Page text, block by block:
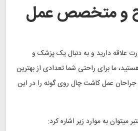
و متخصص عمل
علاقه دارید و به دنبال یک پزشک و
ما برای راحتی شما تعدادی از بهترین
عمل کاشت چال روی گونه را در این
میتوان به موارد زیر اشاره کرد: